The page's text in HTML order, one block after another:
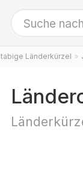
Länderkürzel